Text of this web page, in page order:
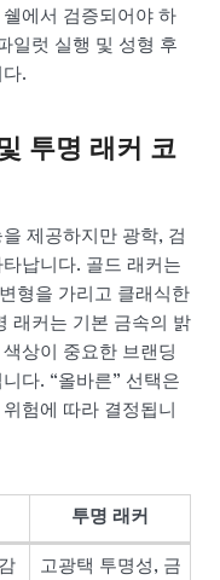
에서 검증되어야 하
일럿 실행 및 성형 후
.
투명 래커 코
제공하지만 광학, 검
납니다. 골드 래커는
형을 가리고 클래식한
래커는 기본 금속의 밝
상이 중요한 브랜딩
다. “올바른” 선택은
험에 따라 결정됩니
투명 래커
고광택 투명성, 금